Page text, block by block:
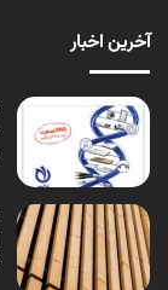
آخرین اخبار